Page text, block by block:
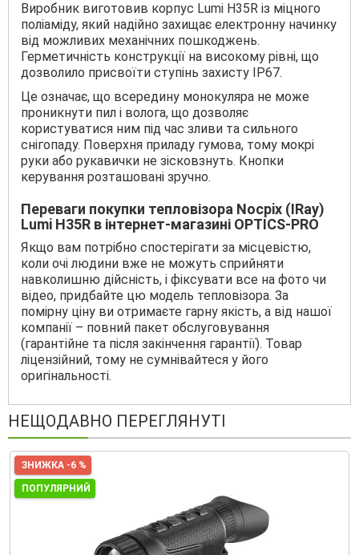
Виробник виготовив корпус Lumi H35R із міцного
поліаміду, який надійно захищає електронну начинку
від можливих механічних пошкоджень.
Герметичність конструкції на високому рівні, що
дозволило присвоїти ступінь захисту IP67.
Це означає, що всередину монокуляра не може
проникнути пил і волога, що дозволяє
користуватися ним під час зливи та сильного
снігопаду. Поверхня приладу гумова, тому мокрі
руки або рукавички не зісковзнуть. Кнопки
керування розташовані зручно.
Переваги покупки тепловізора Nocpix (IRay)
Lumi H35R в інтернет-магазині OPTICS-PRO
Якщо вам потрібно спостерігати за місцевістю,
коли очі людини вже не можуть сприйняти
навколишню дійсність, і фіксувати все на фото чи
відео, придбайте цю модель тепловізора. За
помірну ціну ви отримаєте гарну якість, а від нашої
компанії – повний пакет обслуговування
(гарантійне та після закінчення гарантії). Товар
ліцензійний, тому не сумнівайтеся у його
оригінальності.
НЕЩОДАВНО ПЕРЕГЛЯНУТІ
ЗНИЖКА -6 %
ПОПУЛЯРНИЙ